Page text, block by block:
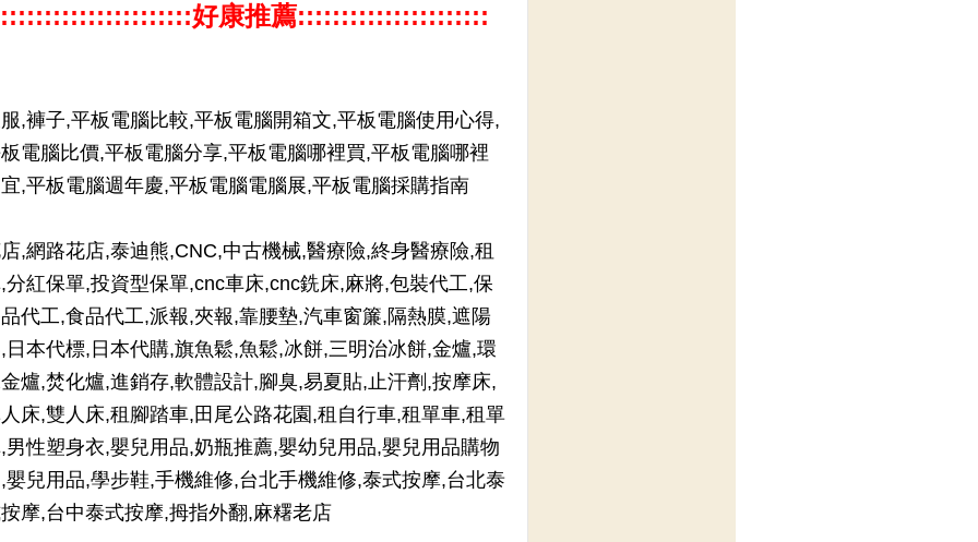
::::::::::::::::::::::好康推薦::::::::::::::::::::::
,褲子,平板電腦比較,平板電腦開箱文,平板電腦使用心得,
電腦比價,平板電腦分享,平板電腦哪裡買,平板電腦哪裡
,平板電腦週年慶,平板電腦電腦展,平板電腦採購指南
,網路花店,泰迪熊,CNC,中古機械,醫療險,終身醫療險,租
分紅保單,投資型保單,cnc車床,cnc銑床,麻將,包裝代工,保
代工,食品代工,派報,夾報,靠腰墊,汽車窗簾,隔熱膜,遮陽
日本代標,日本代購,旗魚鬆,魚鬆,冰餅,三明治冰餅,金爐,環
爐,焚化爐,進銷存,軟體設計,腳臭,易夏貼,止汗劑,按摩床,
床,雙人床,租腳踏車,田尾公路花園,租自行車,租單車,租單
男性塑身衣,嬰兒用品,奶瓶推薦,嬰幼兒用品,嬰兒用品購物
嬰兒用品,學步鞋,手機維修,台北手機維修,泰式按摩,台北泰
摩,台中泰式按摩,拇指外翻,麻糬老店